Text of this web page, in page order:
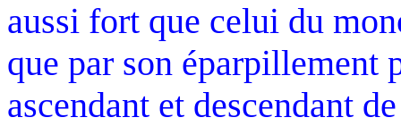
aussi fort que celui du
que par son éparpillement
ascendant et descendant